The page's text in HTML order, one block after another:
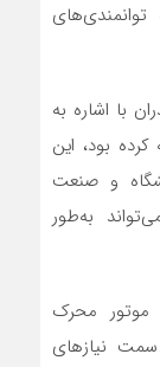
با اشاره به
بود، این
و صنعت
به‌طور
موتور محرک
نیازهای